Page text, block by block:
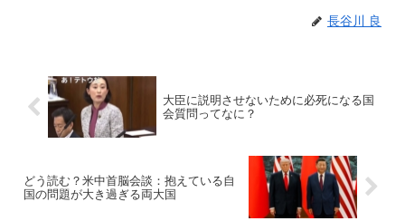
長谷川 良
大臣に説明させないために必死になる国
会質問ってなに？
どう読む？米中首脳会談：抱えている自
国の問題が大き過ぎる両大国